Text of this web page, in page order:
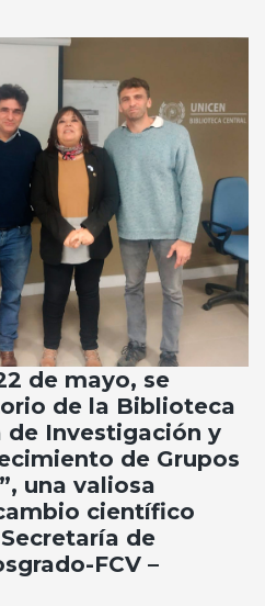
de mayo, se
de la Biblioteca
de Investigación y
de Grupos
una valiosa
científico
de
FCV –